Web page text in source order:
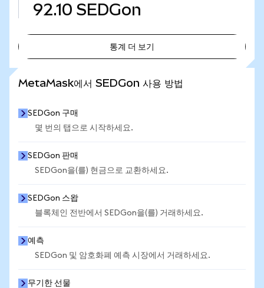
92.10 SEDGon
통계 더 보기
MetaMask에서 SEDGon 사용 방법
SEDGon 구매
몇 번의 탭으로 시작하세요.
SEDGon 판매
SEDGon을(를) 현금으로 교환하세요.
SEDGon 스왑
블록체인 전반에서 SEDGon을(를) 거래하세요.
예측
SEDGon 및 암호화폐 예측 시장에서 거래하세요.
무기한 선물